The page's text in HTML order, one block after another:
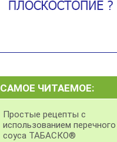
САМОЕ ЧИТАЕМОЕ:
Простые рецепты с
использованием перечного
соуса ТАБАСКО®